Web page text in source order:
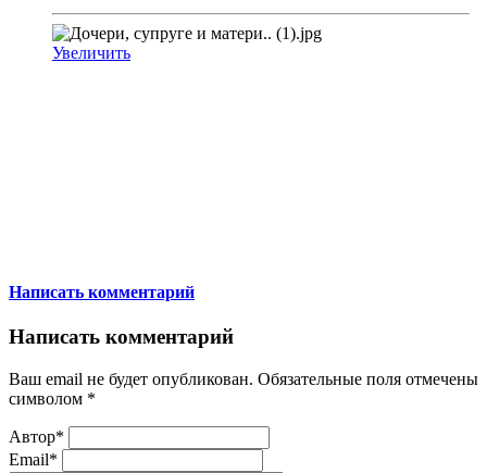
Увеличить
Написать комментарий
Написать комментарий
Ваш email не будет опубликован. Обязательные поля отмечены
символом *
Автор*
Email*